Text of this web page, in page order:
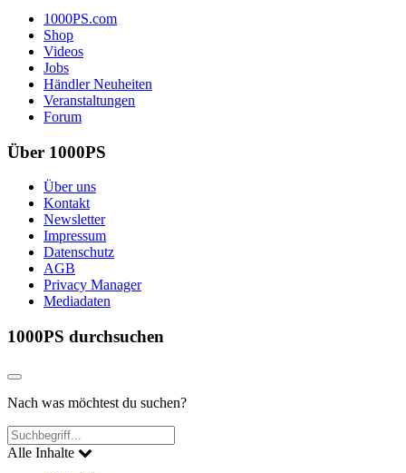
1000PS.com
Shop
Videos
Jobs
Händler Neuheiten
Veranstaltungen
Forum
Über 1000PS
Über uns
Kontakt
Newsletter
Impressum
Datenschutz
AGB
Privacy Manager
Mediadaten
1000PS durchsuchen
Nach was möchtest du suchen?
Alle Inhalte